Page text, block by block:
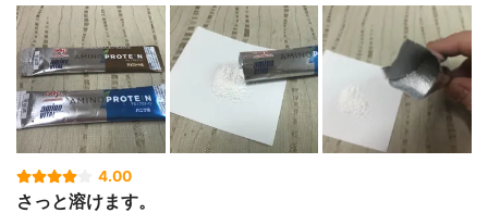
4.00
さっと溶けます。